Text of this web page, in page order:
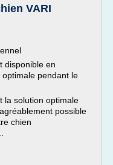
VARI
disponible en
pendant le
la solution optimale
possible
chien